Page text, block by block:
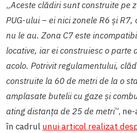
„Aceste clădiri sunt construite pe
PUG-ului – ei nici zonele R6 și
nu le au. Zona C7 este
locative, iar ei construiesc o parte
acolo. Potrivit regulamentului,
construite la 60 de metri de la o
amplasate butelii cu gaze și
ating distanța de 25 de metri”,
în cadrul unui articol realizat